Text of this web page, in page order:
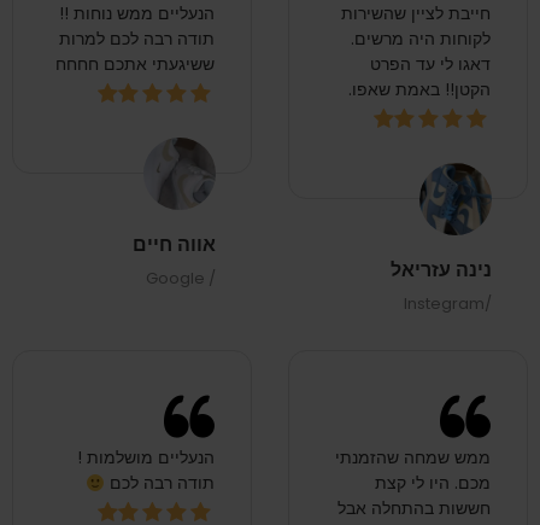
חייבת לציין שהשירות
לקוחות היה מרשים.
דאגו לי עד הפרט
הקטן!! באמת שאפו.
נינה עזריאל
/Instegram
הנעליים ממש נוחות !!
תודה רבה לכם למרות
ששיגעתי אתכם חחחח
אווה חיים
/ Google
ממש שמחה שהזמנתי
מכם. היו לי קצת
חששות בהתחלה אבל
הנעליים מושלמות !
תודה רבה לכם